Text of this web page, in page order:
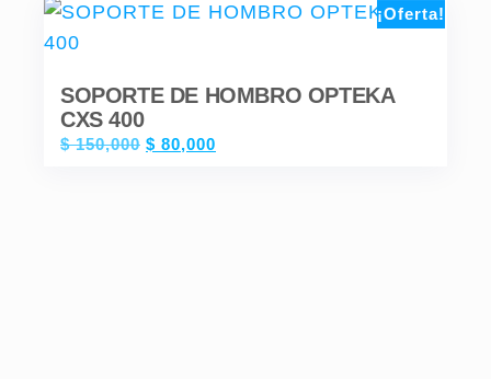
¡Oferta!
SOPORTE DE HOMBRO OPTEKA
CXS 400
$150,000 $ 80,000